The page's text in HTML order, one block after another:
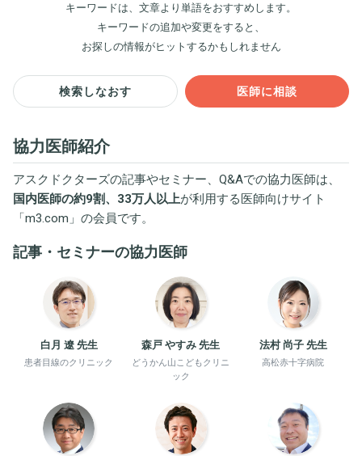
キーワードは、文章より単語をおすすめします。
キーワードの追加や変更をすると、
お探しの情報がヒットするかもしれません
検索しなおす 医師に相談
協力医師紹介
アスクドクターズの記事やセミナー、Q&Aでの協力医師は、
国内医師の約9割、33万人以上が利用する医師向けサイト
「m3.com 」の会員です。
記事・セミナーの協力医師
白月 遼 先生
患者目線のクリニック
森戸 やすみ 先生
どうかん山こどもクリニ
ック
法村 尚子 先生
高松赤十字病院